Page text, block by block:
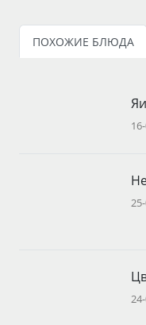
ПОХОЖИЕ БЛЮДА